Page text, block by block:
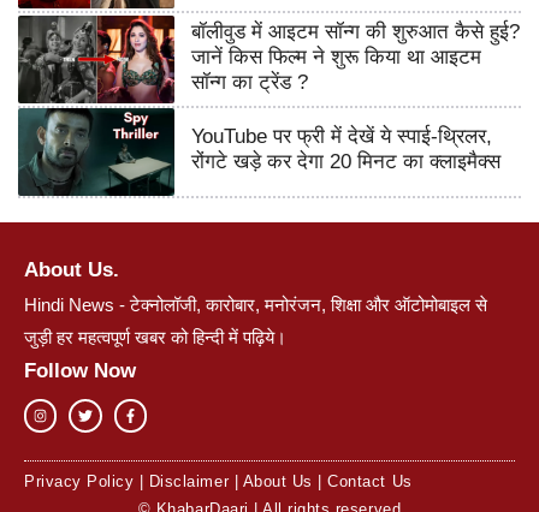
बॉलीवुड में आइटम सॉन्ग की शुरुआत कैसे हुई?
जानें किस फिल्म ने शुरू किया था आइटम
सॉन्ग का ट्रेंड ?
YouTube पर फ्री में देखें ये स्पाई-थ्रिलर,
रोंगटे खड़े कर देगा 20 मिनट का क्लाइमैक्स
About Us.
Hindi News - टेक्नोलॉजी, कारोबार, मनोरंजन, शिक्षा और ऑटोमोबाइल से
जुड़ी हर महत्वपूर्ण खबर को हिन्दी में पढ़िये।
Follow Now
Privacy Policy Disclaimer| About Us |Contact Us